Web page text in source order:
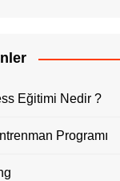
Eğitimi Nedir ?
Programı